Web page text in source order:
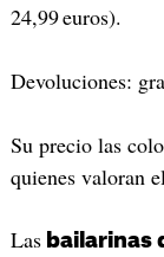
24,99 euros).
Devoluciones:
Su precio las
quienes valoran
Lasbailarinas